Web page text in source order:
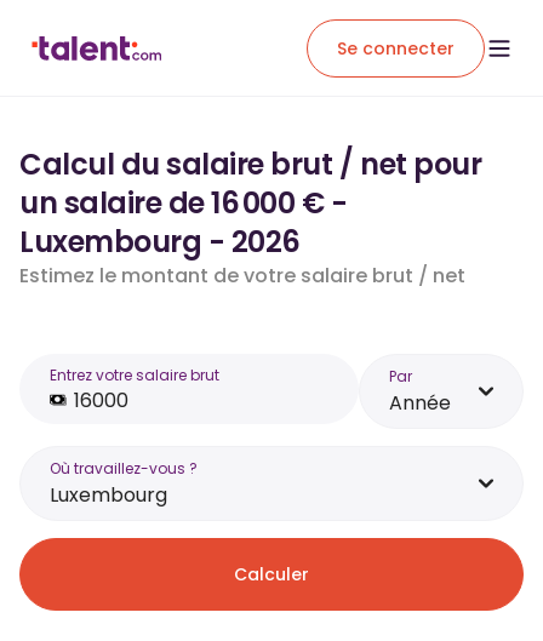
Se connecter
Calcul du salaire brut / net pour
un salaire de 16 000 € -
Luxembourg - 2026
Estimez le montant de votre salaire brut / net
Entrez votre salaire brut Par
Année
Où travaillez-vous ?
Luxembourg
Calculer